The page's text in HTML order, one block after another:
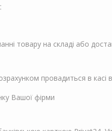
товару на складі або
провадиться в касі
Вашої фірми